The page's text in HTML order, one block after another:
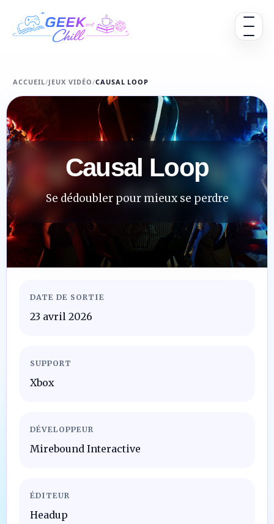
Ouvrir
ACCUEIL/JEUX VIDÉO/CAUSAL LOOP
Causal Loop
Se dédoubler pour mieux se perdre
DATE DE SORTIE
23 avril 2026
SUPPORT
Xbox
DÉVELOPPEUR
Mirebound Interactive
ÉDITEUR
Headup